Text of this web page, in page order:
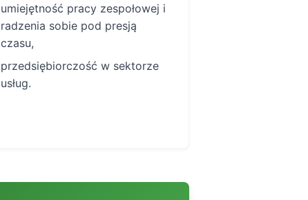
umiejętność pracy zespołowej i
radzenia sobie pod presją
czasu,
przedsiębiorczość w sektorze
usług.